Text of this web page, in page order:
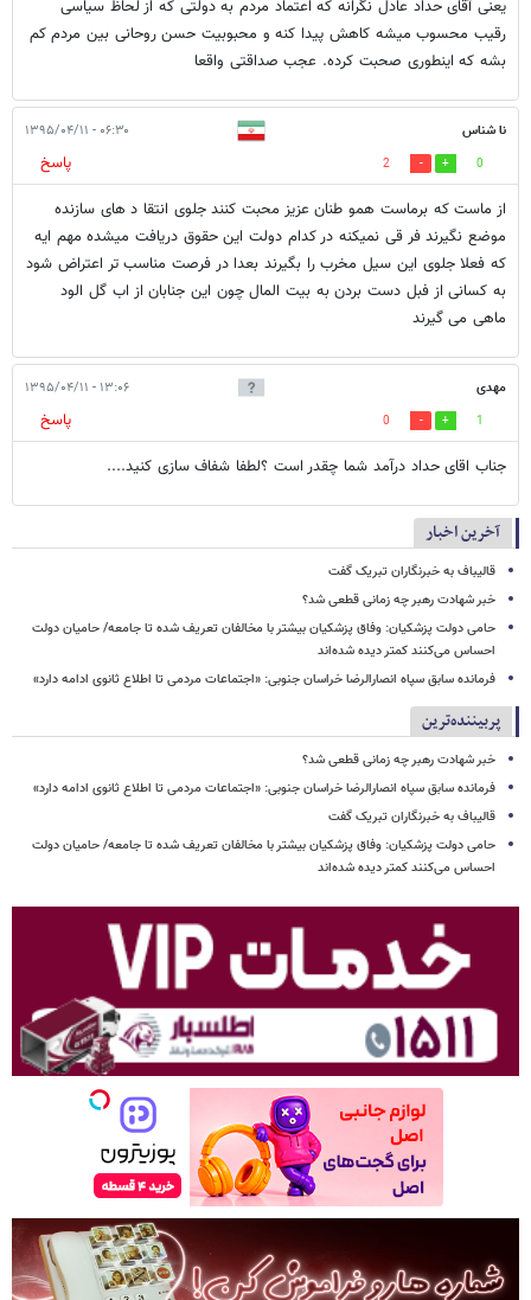
یعنی آقای حداد عادل نگرانه که اعتماد مردم به دولتی که از لحاظ سیاسی
رقیب محسوب میشه کاهش پیدا کنه و محبوبیت حسن روحانی بین مردم کم
بشه که اینطوری صحبت کرده. عجب صداقتی واقعا
نا شناس ۰۶:۳۰ - ۱۳۹۵/۰۴/۱۱
0
2
پاسخ
از ماست که برماست همو طنان عزیز محبت کنند جلوی انتقا د های سازنده
موضع نگیرند فر قی نمیکنه در کدام دولت این حقوق دریافت میشده مهم ایه
که فعلا جلوی این سیل مخرب را بگیرند بعدا در فرصت مناسب تر اعتراض شود
به کسانی از فبل دست بردن به بیت المال چون این جنابان از اب گل الود
ماهی می گیرند
مهدی ۱۳:۰۶ - ۱۳۹۵/۰۴/۱۱
1
0
پاسخ
جناب اقای حداد درآمد شما چقدر است ؟لطفا شفاف سازی کنید....
آخرین اخبار
قالیباف به خبرنگاران تبریک گفت
خبر شهادت رهبر چه زمانی قطعی شد؟
حامی دولت پزشکیان: وفاق پزشکیان بیشتر با مخالفان تعریف شده تا جامعه/ حامیان دولت
احساس می‌کنند کمتر دیده شده‌اند
فرمانده سابق سپاه انصارالرضا خراسان جنوبی: «اجتماعات مردمی تا اطلاع ثانوی ادامه دارد»
پربیننده‌ترین
خبر شهادت رهبر چه زمانی قطعی شد؟
فرمانده سابق سپاه انصارالرضا خراسان جنوبی: «اجتماعات مردمی تا اطلاع ثانوی ادامه دارد»
قالیباف به خبرنگاران تبریک گفت
حامی دولت پزشکیان: وفاق پزشکیان بیشتر با مخالفان تعریف شده تا جامعه/ حامیان دولت
احساس می‌کنند کمتر دیده شده‌اند